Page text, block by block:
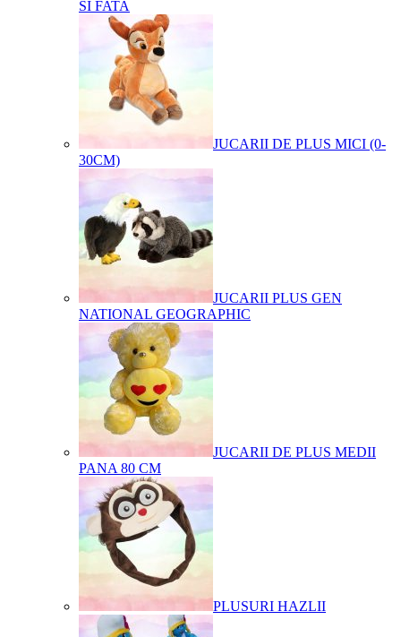
SI FATA
JUCARII DE PLUS MICI (0-
30CM)
JUCARII PLUS GEN
NATIONAL GEOGRAPHIC
JUCARII DE PLUS MEDII
PANA 80 CM
PLUSURI HAZLII